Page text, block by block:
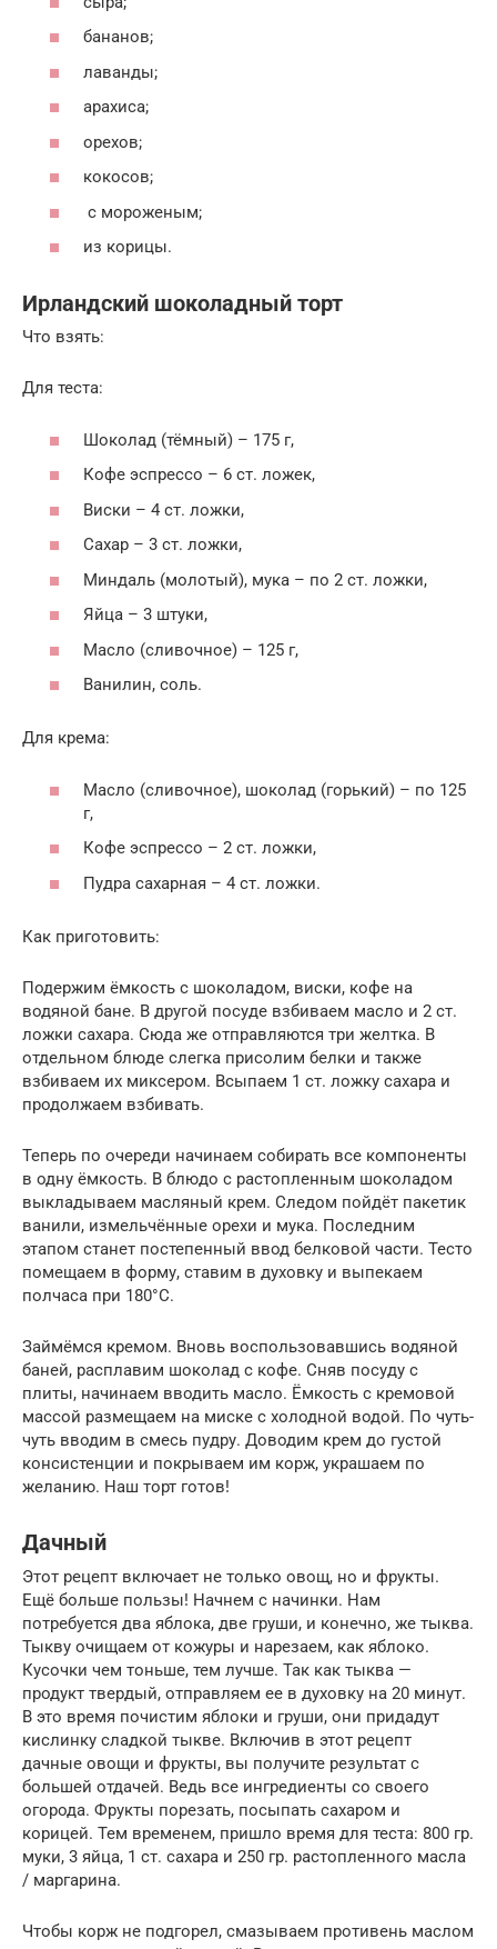
бананов;
лаванды;
арахиса;
орехов;
кокосов;
с мороженым;
из корицы.
Ирландский шоколадный торт
Что взять:
Для теста:
Шоколад (тёмный) – 175 г,
Кофе эспрессо – 6 ст. ложек,
Виски – 4 ст. ложки,
Сахар – 3 ст. ложки,
Миндаль (молотый), мука – по 2 ст. ложки,
Яйца – 3 штуки,
Масло (сливочное) – 125 г,
Ванилин, соль.
Для крема:
Масло (сливочное), шоколад (горький) – по 125
г,
Кофе эспрессо – 2 ст. ложки,
Пудра сахарная – 4 ст. ложки.
Как приготовить:
Подержим ёмкость с шоколадом, виски, кофе на
водяной бане. В другой посуде взбиваем масло и 2 ст.
ложки сахара. Сюда же отправляются три желтка. В
отдельном блюде слегка присолим белки и также
взбиваем их миксером. Всыпаем 1 ст. ложку сахара и
продолжаем взбивать.
Теперь по очереди начинаем собирать все компоненты
в одну ёмкость. В блюдо с растопленным шоколадом
выкладываем масляный крем. Следом пойдёт пакетик
ванили, измельчённые орехи и мука. Последним
этапом станет постепенный ввод белковой части. Тесто
помещаем в форму, ставим в духовку и выпекаем
полчаса при 180°С.
Займёмся кремом. Вновь воспользовавшись водяной
баней, расплавим шоколад с кофе. Сняв посуду с
плиты, начинаем вводить масло. Ёмкость с кремовой
массой размещаем на миске с холодной водой. По чуть-
чуть вводим в смесь пудру. Доводим крем до густой
консистенции и покрываем им корж, украшаем по
желанию. Наш торт готов!
Дачный
Этот рецепт включает не только овощ, но и фрукты.
Ещё больше пользы! Начнем с начинки. Нам
потребуется два яблока, две груши, и конечно, же тыква.
Тыкву очищаем от кожуры и нарезаем, как яблоко.
Кусочки чем тоньше, тем лучше. Так как тыква —
продукт твердый, отправляем ее в духовку на 20 минут.
В это время почистим яблоки и груши, они придадут
кислинку сладкой тыкве. Включив в этот рецепт
дачные овощи и фрукты, вы получите результат с
большей отдачей. Ведь все ингредиенты со своего
огорода. Фрукты порезать, посыпать сахаром и
корицей. Тем временем, пришло время для теста: 800 гр.
муки, 3 яйца, 1 ст. сахара и 250 гр. растопленного масла
/ маргарина.
Чтобы корж не подгорел, смазываем противень маслом